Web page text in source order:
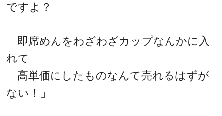
ですよ？
「即席めんをわざわざカップなんかに入
れて
高単価にしたものなんて売れるはずが
ない！」